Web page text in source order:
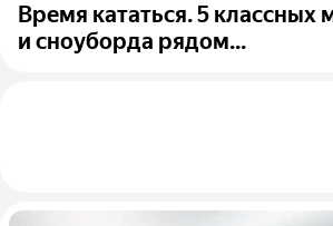
Время кататься. 5 классных
и сноуборда рядом...